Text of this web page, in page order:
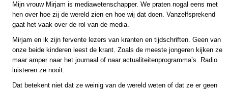
Mijn vrouw Mirjam is mediawetenschapper. We praten nogal eens met
hen over hoe zij de wereld zien en hoe wij dat doen. Vanzelfsprekend
gaat het vaak over de rol van de media.
Mirjam en ik zijn fervente lezers van kranten en tijdschriften. Geen van
onze beide kinderen leest de krant. Zoals de meeste jongeren kijken ze
maar amper naar het journaal of naar actualiteitenprogramma’s. Radio
luisteren ze nooit.
Dat betekent niet dat ze weinig van de wereld weten of dat ze er geen